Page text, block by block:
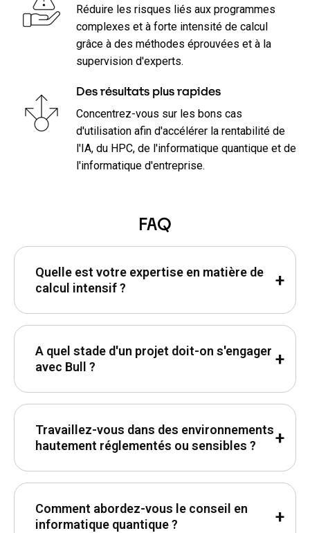
Réduire les risques liés aux programmes
complexes et à forte intensité de calcul
grâce à des méthodes éprouvées et à la
supervision d'experts.
Des résultats plus rapides
Concentrez-vous sur les bons cas
d'utilisation afin d'accélérer la rentabilité de
l'IA, du HPC, de l'informatique quantique et de
l'informatique d'entreprise.
FAQ
Quelle est votre expertise en matière de
calcul intensif ?
A quel stade d'un projet doit-on s'engager
avec Bull ?
Travaillez-vous dans des environnements
hautement réglementés ou sensibles ?
Comment abordez-vous le conseil en
informatique quantique ?